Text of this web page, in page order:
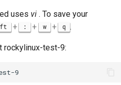
uses vi . To save your
+ : + w + q .
rockylinux-test-9: